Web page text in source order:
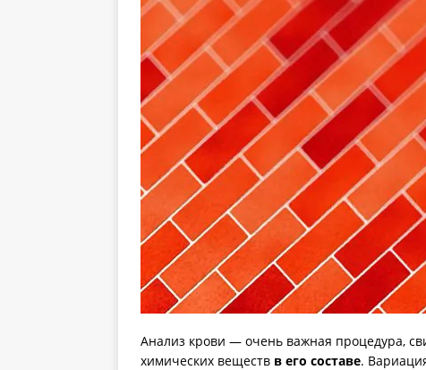
Анализ крови — очень важная процедура,
химических веществ в его составе.